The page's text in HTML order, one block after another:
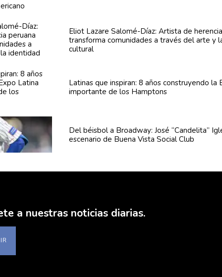
Eliot Lazare Salomé-Díaz: Artista de
transforma comunidades a través del arte y
cultural
Latinas que inspiran: 8 años construyendo la
importante de los Hamptons
Del béisbol a Broadway: José “Candelita”
escenario de Buena Vista Social Club
a nuestras noticias diarias.